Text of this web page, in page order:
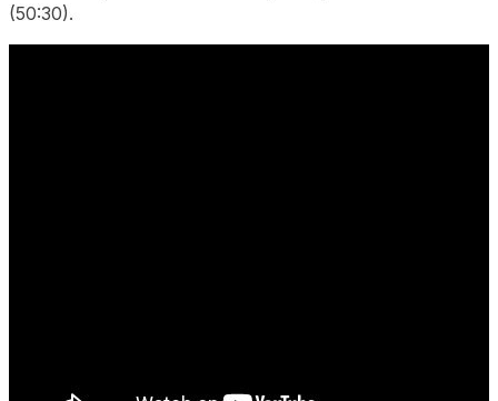
(50:30).